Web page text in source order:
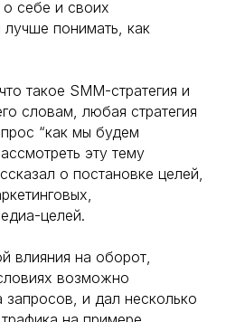
о себе и своих
лучше понимать, как
такое SMM-стратегия и
словам, любая стратегия
“как мы будем
эту тему
о постановке целей,
целей.
влияния на оборот,
возможно
запросов, и дал несколько